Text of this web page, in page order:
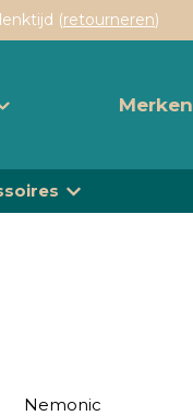
(retourneren)
Merken
Nemonic